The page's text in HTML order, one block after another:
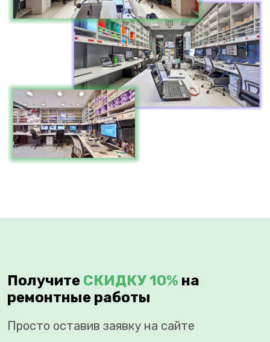
Получите СКИДКУ 10% на
ремонтные работы
Просто оставив заявку на сайте